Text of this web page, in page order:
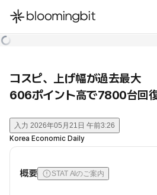
한국어
コスピ、上げ幅が過去最大
606ポイント高で7800台回
入力 2026年05月21日 午前3:26
Korea Economic Daily
概要 STAT AIのご案内